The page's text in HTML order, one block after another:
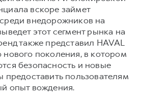
вскоре займет
внедорожников на
этот сегмент рынка на
также представил HAVAL
нового поколения, в котором
безопасность и новые
предоставить пользователям
опыт вождения.